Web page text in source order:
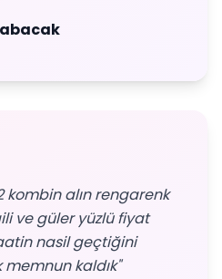
kombin alın rengarenk
ve güler yüzlü fiyat
nasil geçtiğini
kaldık"